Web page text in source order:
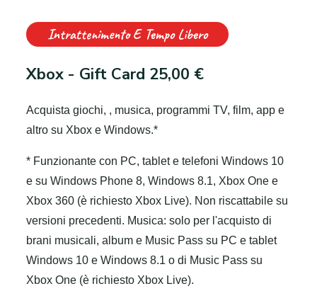
Intrattenimento E Tempo Libero
Xbox - Gift Card 25,00 €
Acquista giochi, , musica, programmi TV, film, app e
altro su Xbox e Windows.*
* Funzionante con PC, tablet e telefoni Windows 10
e su Windows Phone 8, Windows 8.1, Xbox One e
Xbox 360 (è richiesto Xbox Live). Non riscattabile su
versioni precedenti. Musica: solo per l'acquisto di
brani musicali, album e Music Pass su PC e tablet
Windows 10 e Windows 8.1 o di Music Pass su
Xbox One (è richiesto Xbox Live).